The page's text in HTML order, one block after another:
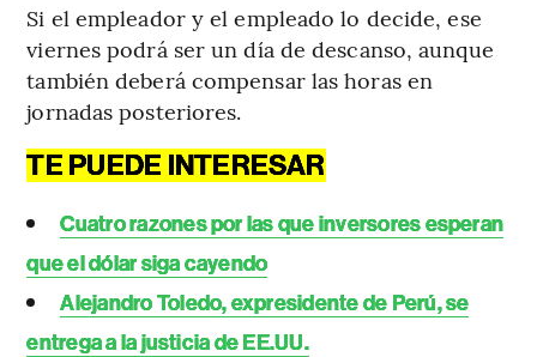
Si el empleador y el empleado lo decide, ese
viernes podrá ser un día de descanso, aunque
también deberá compensar las horas en
jornadas posteriores.
TE PUEDE INTERESAR
Cuatro razones por las que inversores esperan
que el dólar siga cayendo
Alejandro Toledo, expresidente de Perú, se
entrega a la justicia de EE.UU.